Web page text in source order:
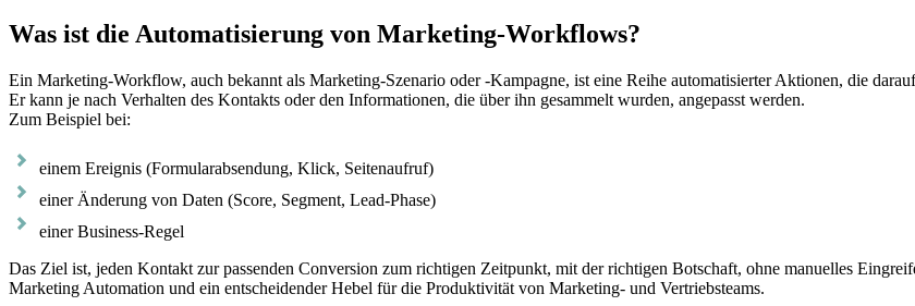
Was ist die Automatisierung von Marketing-Workflows?
Ein Marketing-Workflow, auch bekannt als Marketing-Szenario oder -Kampagne, ist eine Reihe automatisierter Aktionen, die
Er kann je nach Verhalten des Kontakts oder den Informationen, die über ihn gesammelt wurden, angepasst werden.
Zum Beispiel bei:
einem Ereignis (Formularabsendung, Klick, Seitenaufruf)
einer Änderung von Daten (Score, Segment, Lead-Phase)
einer Business-Regel
Das Ziel ist, jeden Kontakt zur passenden Conversion zum richtigen Zeitpunkt, mit der richtigen Botschaft, ohne manuelles
Marketing Automation und ein entscheidender Hebel für die Produktivität von Marketing- und Vertriebsteams.